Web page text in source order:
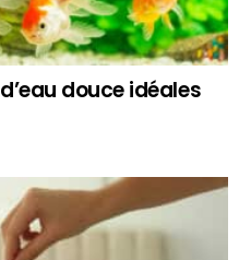
douce idéales